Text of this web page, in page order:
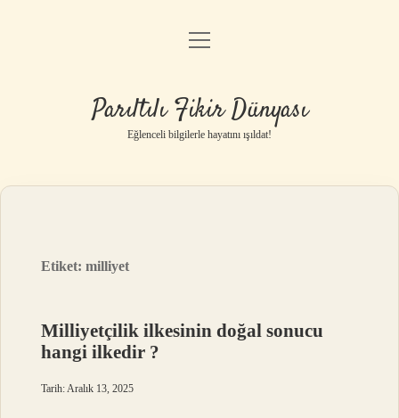
Anasayfa
Yasal Uyarı
menüyü
Parıltılı Fikir Dünyası
Eğlenceli bilgilerle hayatını ışıldat!
Etiket:milliyet
Milliyetçilik ilkesinin doğal sonucu
hangi ilkedir ?
Tarih: Aralık 13, 2025